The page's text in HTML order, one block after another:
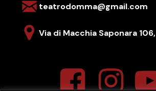
teatrodomma@gmail.com
Via di Macchia Saponara 106,